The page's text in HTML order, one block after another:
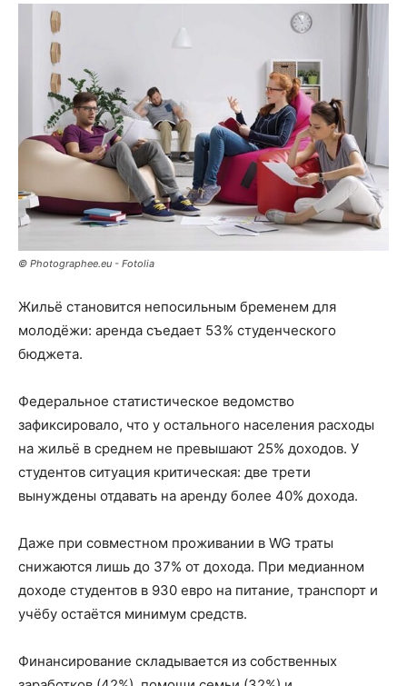
© Photographee.eu - Fotolia
Жильё становится непосильным бременем для
молодёжи: аренда съедает 53% студенческого
бюджета.
Федеральное статистическое ведомство
зафиксировало, что у остального населения расходы
на жильё в среднем не превышают 25% доходов. У
студентов ситуация критическая: две трети
вынуждены отдавать на аренду более 40% дохода.
Даже при совместном проживании в WG траты
снижаются лишь до 37% от дохода. При медианном
доходе студентов в 930 евро на питание, транспорт и
учёбу остаётся минимум средств.
Финансирование складывается из собственных